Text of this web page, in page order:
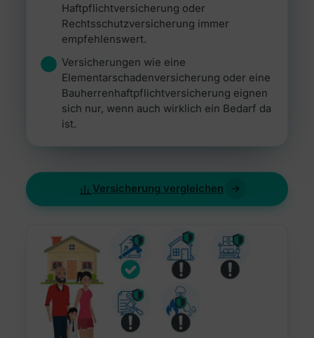
Haftpflichtversicherung oder
Rechtsschutzversicherung immer
empfehlenswert.
Versicherungen wie eine
Elementarschadenversicherung oder eine
Bauherrenhaftpflichtversicherung eignen
sich nur, wenn auch wirklich ein Bedarf da
ist.
Versicherung vergleichen